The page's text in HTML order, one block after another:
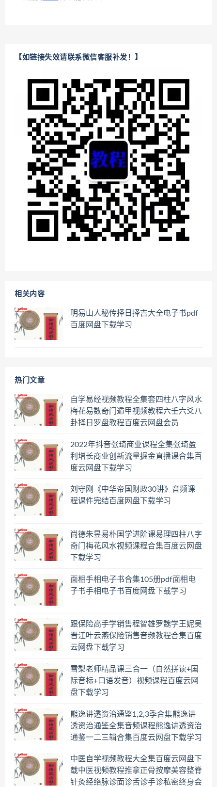
【如链接失效请联系微信客服补发！】
相关内容
明易山人秘传择日择吉大全电子书pdf
百度网盘下载学习
热门文章
自学易经视频教程全集套四柱八字风水
梅花易数奇门遁甲视频教程六壬六爻八
卦择日罗盘教程百度云网盘会员
2022年抖音张琦商业课程全集张琦盈
利增长商业创新流量掘金直播课合集百
度云网盘下载学习
刘守刚《中华帝国财政30讲》音频课
程课件完结百度网盘下载学习
尚德朱昱易朴国学进阶课易理四柱八字
奇门梅花风水视频课程合集百度云网盘
下载学习
面相手相电子书合集105册pdf面相电
子书手相电子书百度网盘下载学习
跟保险高手学销售程智雄罗魏学王妮吴
晋江叶云燕保险销售音频教程合集百度
云网盘下载学习
雪梨老师精品课三合一（自然拼读+国
际音标+口语发音）视频课程百度云网
盘下载学习
熊逸讲透资治通鉴1,2,3季合集熊逸讲
透资治通鉴全集音频课程熊逸讲透资治
通鉴一二三辑合集百度云网盘下载学习
中医自学视频教程大全集百度云网盘下
载中医视频教程推拿正骨按摩美容整脊
针灸经络脉诊面诊舌诊手诊私密终身会